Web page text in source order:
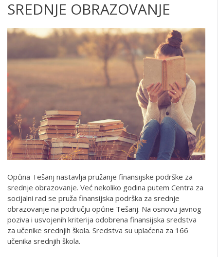
SREDNJE OBRAZOVANJE
Općina Tešanj nastavlja pružanje finansijske podrške za
srednje obrazovanje. Već nekoliko godina putem Centra za
socijalni rad se pruža finansijska podrška za srednje
obrazovanje na području općine Tešanj. Na osnovu javnog
poziva i usvojenih kriterija odobrena finansijska sredstva
za učenike srednjih škola. Sredstva su uplaćena za 166
učenika srednjih škola.